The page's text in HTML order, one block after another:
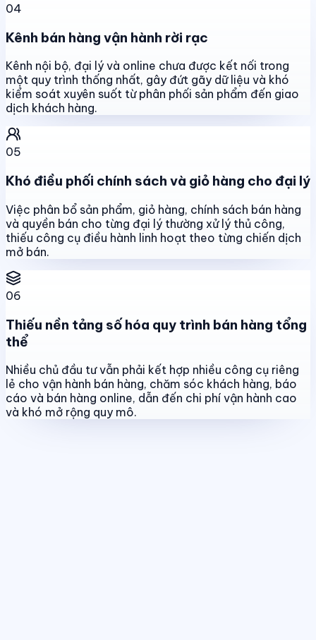
04
Kênh bán hàng vận hành rời rạc
Kênh nội bộ, đại lý và online chưa được kết nối trong
một quy trình thống nhất, gây đứt gãy dữ liệu và khó
kiểm soát xuyên suốt từ phân phối sản phẩm đến giao
dịch khách hàng.
05
Khó điều phối chính sách và giỏ hàng cho đại lý
Việc phân bổ sản phẩm, giỏ hàng, chính sách bán hàng
và quyền bán cho từng đại lý thường xử lý thủ công,
thiếu công cụ điều hành linh hoạt theo từng chiến dịch
mở bán.
06
Thiếu nền tảng số hóa quy trình bán hàng tổng
thể
Nhiều chủ đầu tư vẫn phải kết hợp nhiều công cụ riêng
lẻ cho vận hành bán hàng, chăm sóc khách hàng, báo
cáo và bán hàng online, dẫn đến chi phí vận hành cao
và khó mở rộng quy mô.